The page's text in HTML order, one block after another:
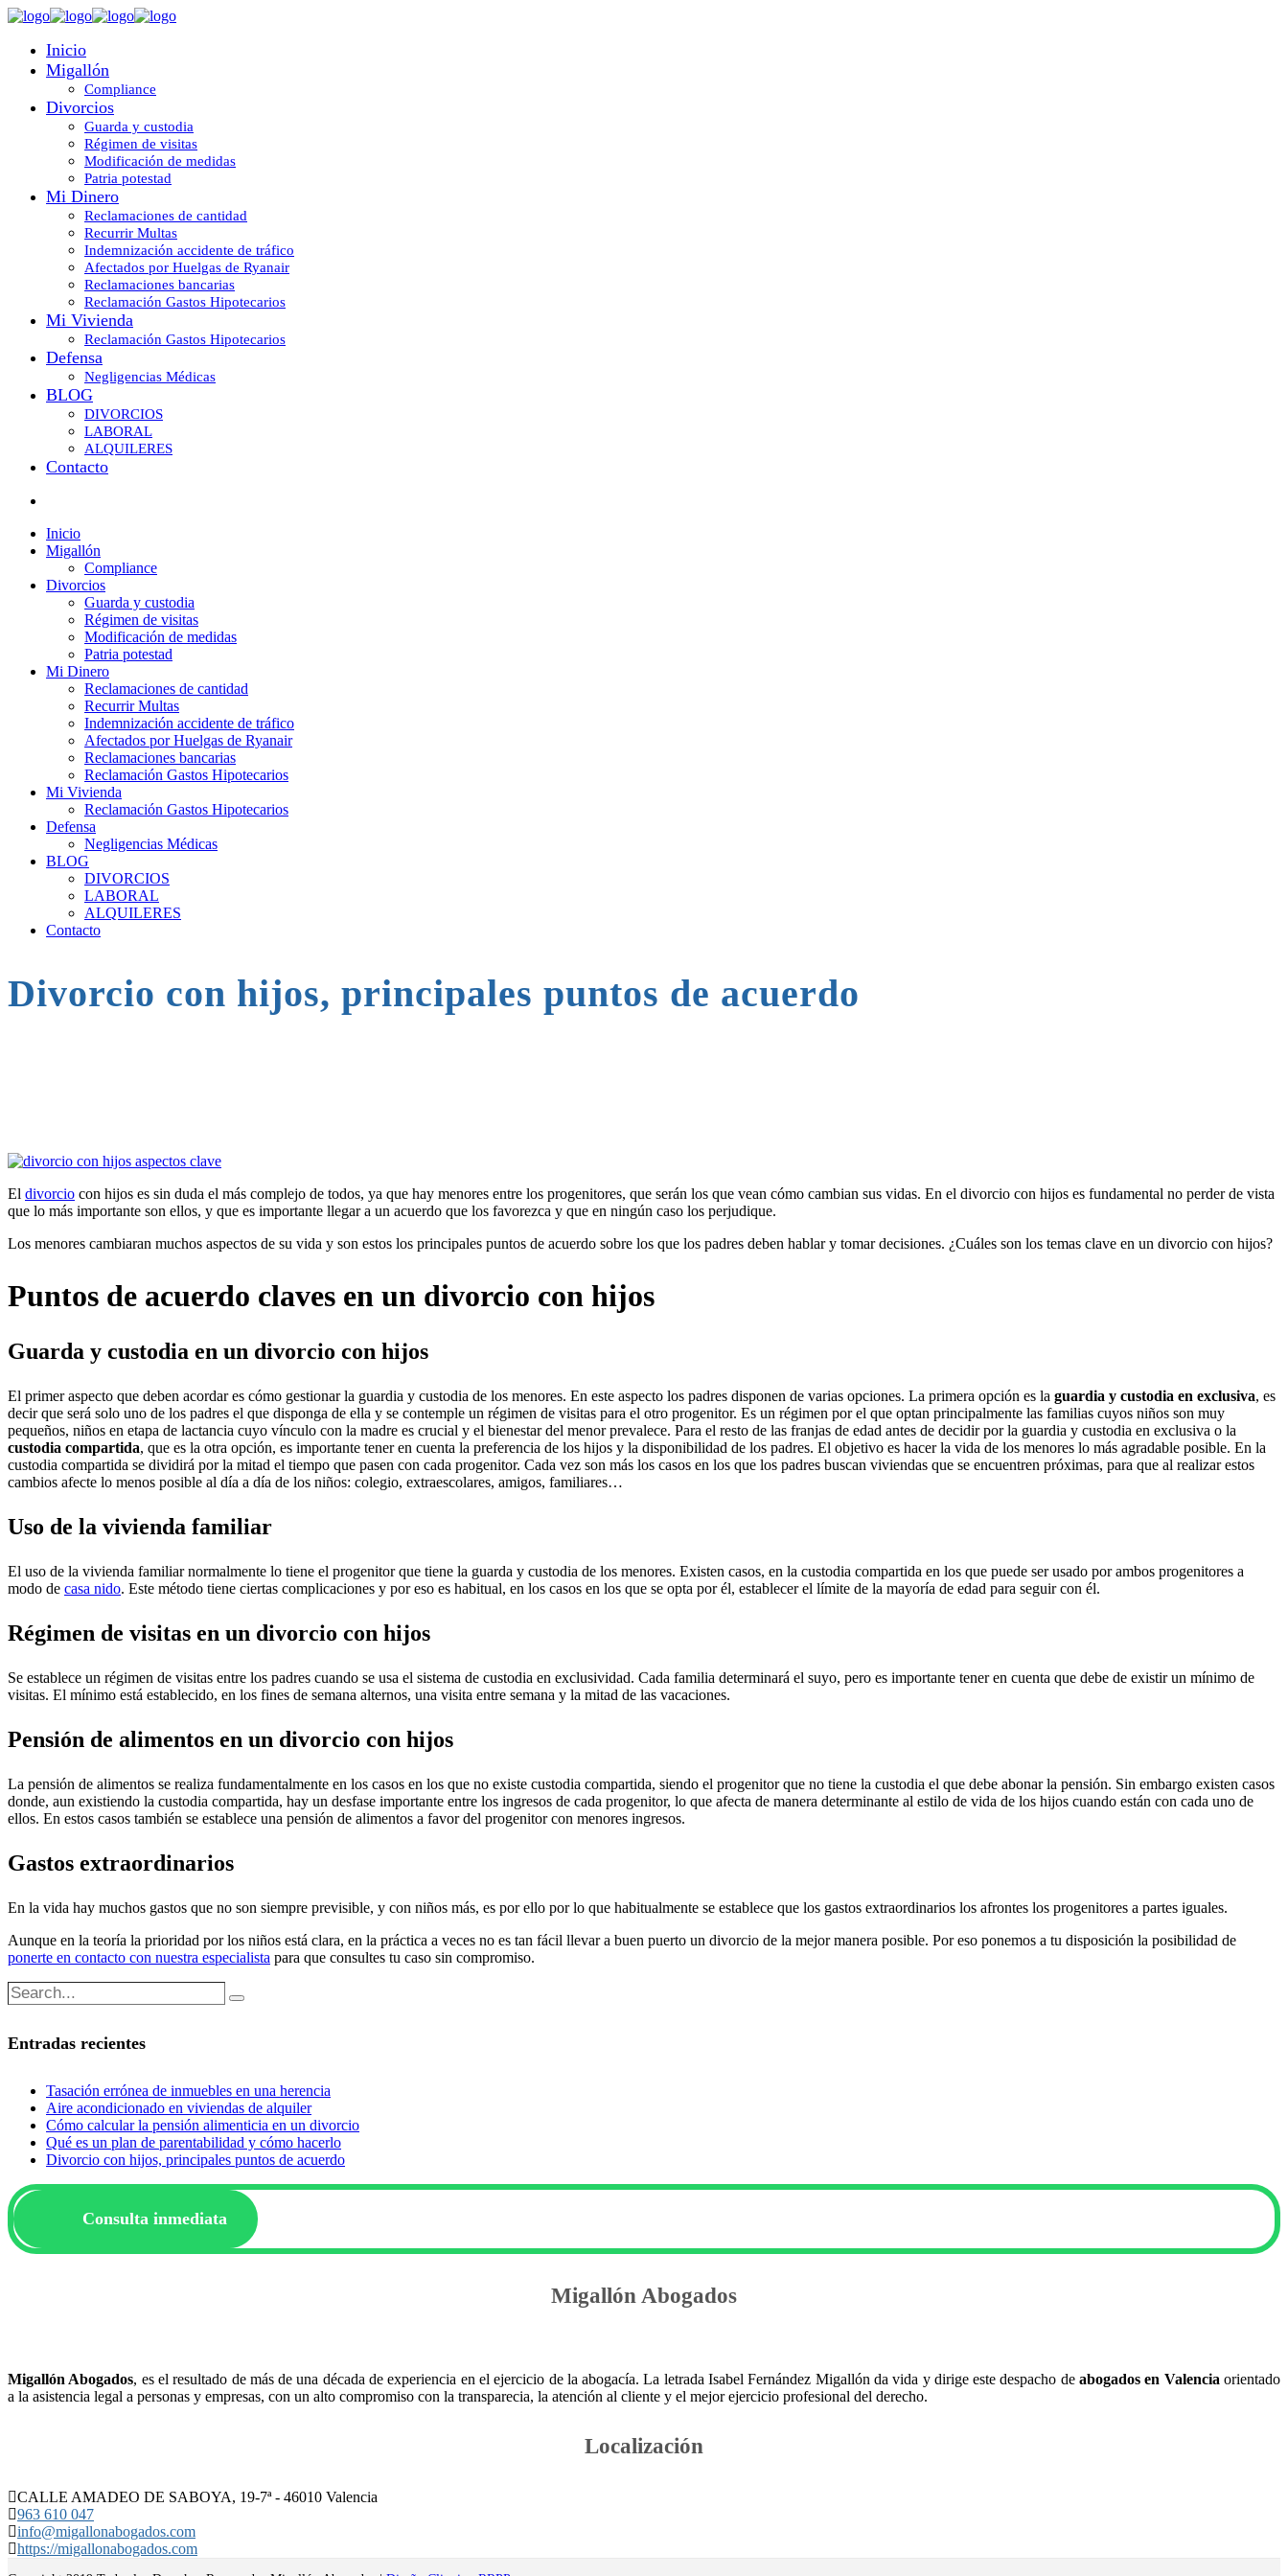
Inicio
Migallón
Compliance
Divorcios
Guarda y custodia
Régimen de visitas
Modificación de medidas
Patria potestad
Mi Dinero
Reclamaciones de cantidad
Recurrir Multas
Indemnización accidente de tráfico
Afectados por Huelgas de Ryanair
Reclamaciones bancarias
Reclamación Gastos Hipotecarios
Mi Vivienda
Reclamación Gastos Hipotecarios
Defensa
Negligencias Médicas
BLOG
DIVORCIOS
LABORAL
ALQUILERES
Contacto
Inicio
Migallón
Compliance
Divorcios
Guarda y custodia
Régimen de visitas
Modificación de medidas
Patria potestad
Mi Dinero
Reclamaciones de cantidad
Recurrir Multas
Indemnización accidente de tráfico
Afectados por Huelgas de Ryanair
Reclamaciones bancarias
Reclamación Gastos Hipotecarios
Mi Vivienda
Reclamación Gastos Hipotecarios
Defensa
Negligencias Médicas
BLOG
DIVORCIOS
LABORAL
ALQUILERES
Contacto
Divorcio con hijos, principales puntos de acuerdo
El divorcio con hijos es sin duda el más complejo de todos, ya que hay menores entre los progenitores, que serán los que vean cómo cambian sus vidas. En el divorcio con hijos es fundamental no perder de vista
que lo más importante son ellos, y que es importante llegar a un acuerdo que los favorezca y que en ningún caso los perjudique.
Los menores cambiaran muchos aspectos de su vida y son estos los principales puntos de acuerdo sobre los que los padres deben hablar y tomar decisiones. ¿Cuáles son los temas clave en un divorcio con hijos?
Puntos de acuerdo claves en un divorcio con hijos
Guarda y custodia en un divorcio con hijos
El primer aspecto que deben acordar es cómo gestionar la guardia y custodia de los menores. En este aspecto los padres disponen de varias opciones. La primera opción es la guardia y custodia en exclusiva, es
decir que será solo uno de los padres el que disponga de ella y se contemple un régimen de visitas para el otro progenitor. Es un régimen por el que optan principalmente las familias cuyos niños son muy
pequeños, niños en etapa de lactancia cuyo vínculo con la madre es crucial y el bienestar del menor prevalece. Para el resto de las franjas de edad antes de decidir por la guardia y custodia en exclusiva o la
custodia compartida, que es la otra opción, es importante tener en cuenta la preferencia de los hijos y la disponibilidad de los padres. El objetivo es hacer la vida de los menores lo más agradable posible. En la
custodia compartida se dividirá por la mitad el tiempo que pasen con cada progenitor. Cada vez son más los casos en los que los padres buscan viviendas que se encuentren próximas, para que al realizar estos
cambios afecte lo menos posible al día a día de los niños: colegio, extraescolares, amigos, familiares…
Uso de la vivienda familiar
El uso de la vivienda familiar normalmente lo tiene el progenitor que tiene la guarda y custodia de los menores. Existen casos, en la custodia compartida en los que puede ser usado por ambos progenitores a
modo de casa nido. Este método tiene ciertas complicaciones y por eso es habitual, en los casos en los que se opta por él, establecer el límite de la mayoría de edad para seguir con él.
Régimen de visitas en un divorcio con hijos
Se establece un régimen de visitas entre los padres cuando se usa el sistema de custodia en exclusividad. Cada familia determinará el suyo, pero es importante tener en cuenta que debe de existir un mínimo de
visitas. El mínimo está establecido, en los fines de semana alternos, una visita entre semana y la mitad de las vacaciones.
Pensión de alimentos en un divorcio con hijos
La pensión de alimentos se realiza fundamentalmente en los casos en los que no existe custodia compartida, siendo el progenitor que no tiene la custodia el que debe abonar la pensión. Sin embargo existen casos
donde, aun existiendo la custodia compartida, hay un desfase importante entre los ingresos de cada progenitor, lo que afecta de manera determinante al estilo de vida de los hijos cuando están con cada uno de
ellos. En estos casos también se establece una pensión de alimentos a favor del progenitor con menores ingresos.
Gastos extraordinarios
En la vida hay muchos gastos que no son siempre previsible, y con niños más, es por ello por lo que habitualmente se establece que los gastos extraordinarios los afrontes los progenitores a partes iguales.
Aunque en la teoría la prioridad por los niños está clara, en la práctica a veces no es tan fácil llevar a buen puerto un divorcio de la mejor manera posible. Por eso ponemos a tu disposición la posibilidad de
ponerte en contacto con nuestra especialista para que consultes tu caso sin compromiso.
Entradas recientes
Tasación errónea de inmuebles en una herencia
Aire acondicionado en viviendas de alquiler
Cómo calcular la pensión alimenticia en un divorcio
Qué es un plan de parentabilidad y cómo hacerlo
Divorcio con hijos, principales puntos de acuerdo
Consulta inmediata
Migallón Abogados
Migallón Abogados, es el resultado de más de una década de experiencia en el ejercicio de la abogacía. La letrada Isabel Fernández Migallón da vida y dirige este despacho deabogados en Valencia orientado
a la asistencia legal a personas y empresas, con un alto compromiso con la transparecia, la atención al cliente y el mejor ejercicio profesional del derecho.
Localización
CALLE AMADEO DE SABOYA, 19-7ª - 46010 Valencia
963 610 047
info@migallonabogados.com
https://migallonabogados.com